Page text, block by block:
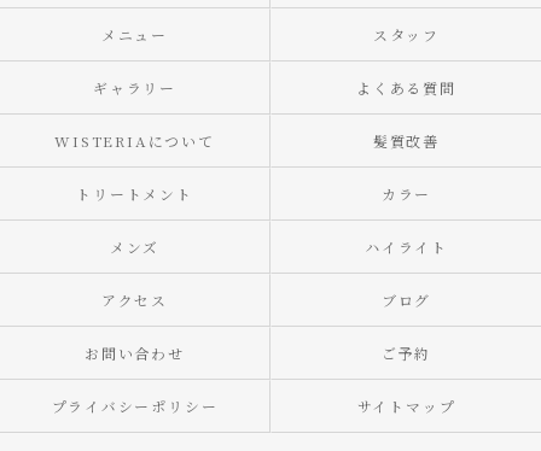
メニュー スタッフ
ギャラリー よくある質問
WISTERIAについて 髪質改善
トリートメント カラー
メンズ ハイライト
アクセス ブログ
お問い合わせ ご予約
プライバシーポリシー サイトマップ